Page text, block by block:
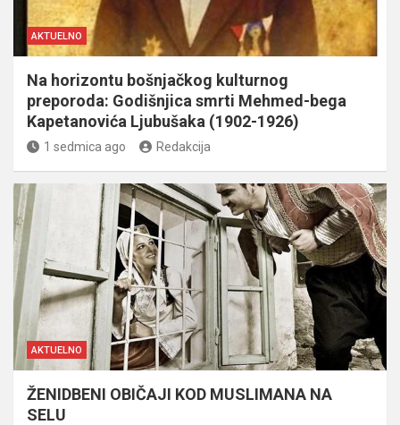
AKTUELNO
Na horizontu bošnjačkog kulturnog
preporoda: Godišnjica smrti Mehmed-bega
Kapetanovića Ljubušaka (1902-1926)
1 sedmica ago Redakcija
AKTUELNO
ŽENIDBENI OBIČAJI KOD MUSLIMANA NA
SELU